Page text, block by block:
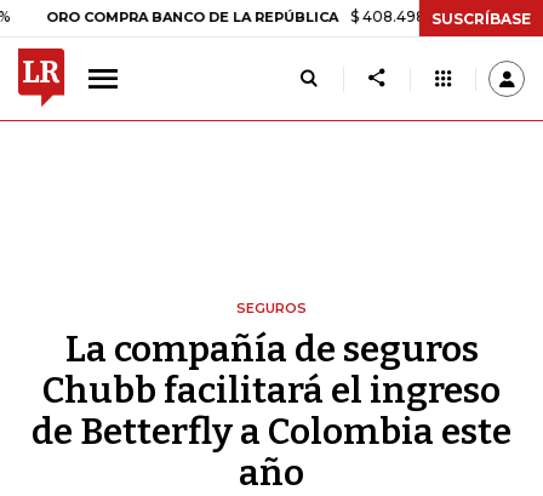
COMPRA BANCO DE LA REPÚBLICA $ 408.498,97 +$ 8.753,81 +2,19%
SUSCRÍBASE
SEGUROS
La compañía de seguros
Chubb facilitará el ingreso
de Betterfly a Colombia este
año